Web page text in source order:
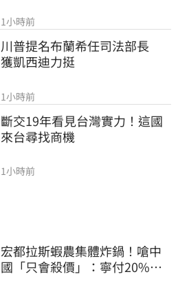
1小時前
川普提名布蘭希任司法部長
獲凱西迪力挺
1小時前
斷交19年看見台灣實力！這國
來台尋找商機
1小時前
宏都拉斯蝦農集體炸鍋！嗆中
國「只會殺價」：寧付20%關